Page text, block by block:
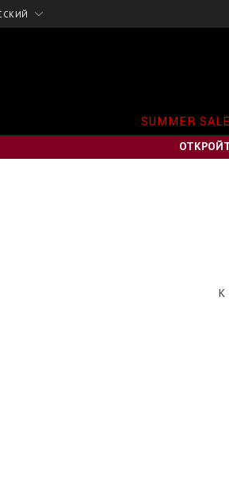
SUMMER SALE
К